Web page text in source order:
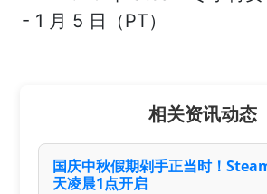
- 1 月 5 日（PT）
相关资讯动态
国庆中秋假期剁手正当时！
天凌晨1点开启